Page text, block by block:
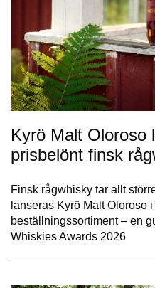
Kyrö Malt Oloroso
prisbelönt finsk
Finsk rågwhisky tar allt
lanseras Kyrö Malt Oloroso
beställningssortiment – en
Whiskies Awards 2026